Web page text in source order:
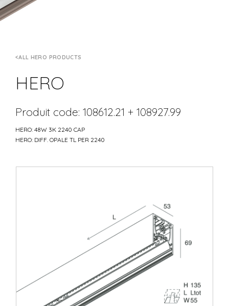
ALL HERO PRODUCTS
HERO
Produit code: 108612.21 + 108927.99
HERO: 48W 3K 2240 CAP
HERO: DIFF. OPALE TL PER 2240